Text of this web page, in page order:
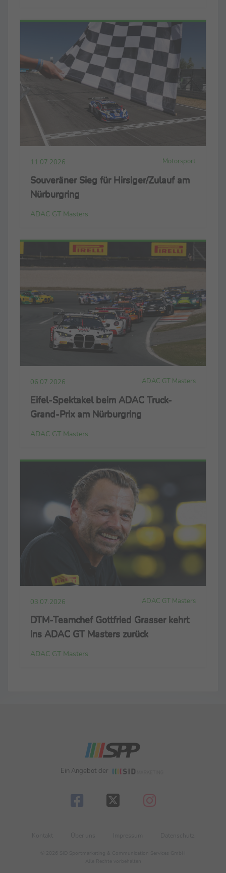
11.07.2026 Motorsport
Souveräner Sieg für Hirsiger/Zulauf am
Nürburgring
ADAC GT Masters
06.07.2026 ADAC GT Masters
Eifel-Spektakel beim ADAC Truck-
Grand-Prix am Nürburgring
ADAC GT Masters
03.07.2026 ADAC GT Masters
DTM-Teamchef Gottfried Grasser kehrt
ins ADAC GT Masters zurück
ADAC GT Masters
Ein Angebot der